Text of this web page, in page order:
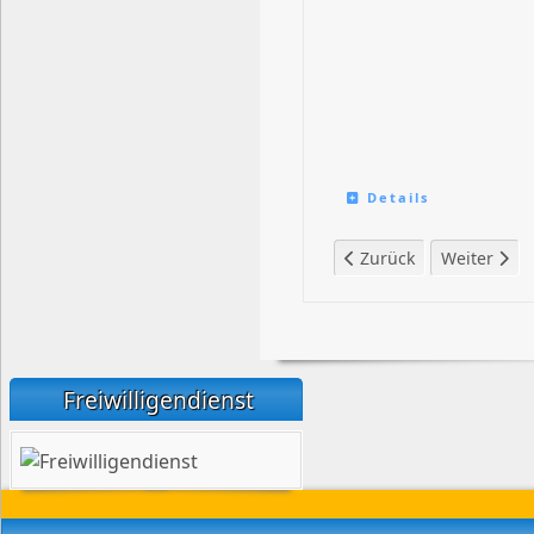
Freiwilligendienst
Details
Vorheriger Beitrag:
Zurück Nächster
Weiter